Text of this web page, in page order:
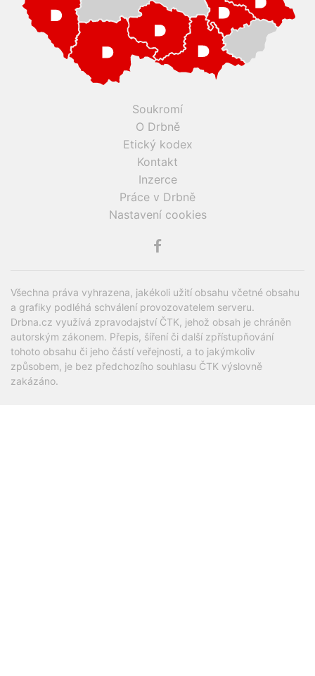
Soukromí
O Drbně
Etický kodex
Kontakt
Inzerce
Práce v Drbně
Nastavení cookies
Všechna práva vyhrazena, jakékoli užití obsahu včetné obsahu
a grafiky podléhá schválení provozovatelem serveru.
Drbna.cz využívá zpravodajství ČTK, jehož obsah je chráněn
autorským zákonem. Přepis, šíření či další zpřístupňování
tohoto obsahu či jeho částí veřejnosti, a to jakýmkoliv
způsobem, je bez předchozího souhlasu ČTK výslovně
zakázáno.